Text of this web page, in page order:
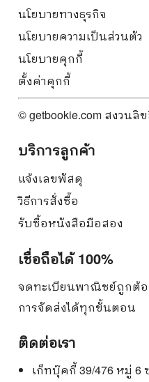
นโยบายทางธุรกิจ
นโยบายความเป็นส่วนตัว
นโยบายคุกกี้
ตั้งค่าคุกกี้
© getbookie.com สงวนลิ
บริการลูกค้า
แจ้งเลขพัสดุ
วิธีการสั่งซื้อ
รับซื้อหนังสือมือสอง
เชื่อถือได้ 100%
จดทะเบียนพาณิชย์ถูกต้
การจัดส่งได้ทุกขั้นตอน
ติดต่อเรา
เก็ทบุ๊คกี้ 39/476 หมู่